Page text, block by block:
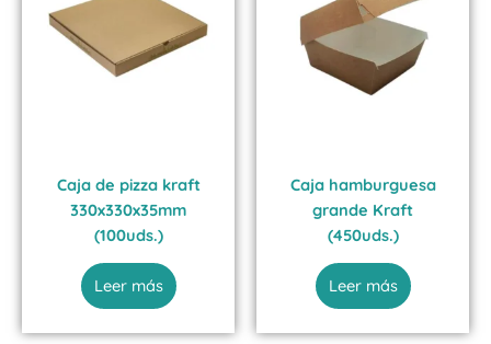
Caja de pizza kraft
330x330x35mm
(100uds.)
Leer más
Caja hamburguesa
grande Kraft
(450uds.)
Leer más